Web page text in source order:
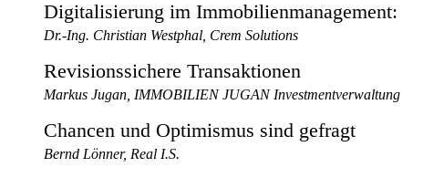
Digitalisierung im Immobilienmanagement:
Dr.-Ing. Christian Westphal, Crem Solutions
Revisionssichere Transaktionen
Markus Jugan, IMMOBILIEN JUGAN Investmentverwaltung
Chancen und Optimismus sind gefragt
Bernd Lönner, Real I.S.